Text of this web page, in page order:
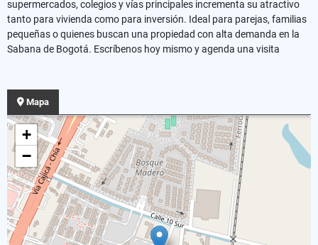
supermercados, colegios y vías principales incrementa su atractivo
tanto para vivienda como para inversión. Ideal para parejas, familias
pequeñas o quienes buscan una propiedad con alta demanda en la
Sabana de Bogotá. Escríbenos hoy mismo y agenda una visita
Mapa
+
−